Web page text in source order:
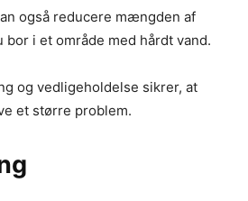
også reducere mængden af
i et område med hårdt vand.
og vedligeholdelse sikrer, at
et større problem.